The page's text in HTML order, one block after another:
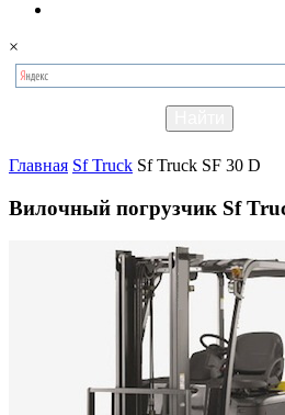
×
Главная Sf Truck Sf Truck SF 30 D
Вилочный погрузчик Sf